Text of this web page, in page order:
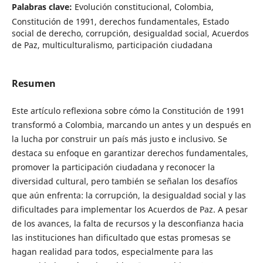
Palabras clave: Evolución constitucional, Colombia,
Constitución de 1991, derechos fundamentales, Estado
social de derecho, corrupción, desigualdad social, Acuerdos
de Paz, multiculturalismo, participación ciudadana
Resumen
Este artículo reflexiona sobre cómo la Constitución de 1991
transformó a Colombia, marcando un antes y un después en
la lucha por construir un país más justo e inclusivo. Se
destaca su enfoque en garantizar derechos fundamentales,
promover la participación ciudadana y reconocer la
diversidad cultural, pero también se señalan los desafíos
que aún enfrenta: la corrupción, la desigualdad social y las
dificultades para implementar los Acuerdos de Paz. A pesar
de los avances, la falta de recursos y la desconfianza hacia
las instituciones han dificultado que estas promesas se
hagan realidad para todos, especialmente para las